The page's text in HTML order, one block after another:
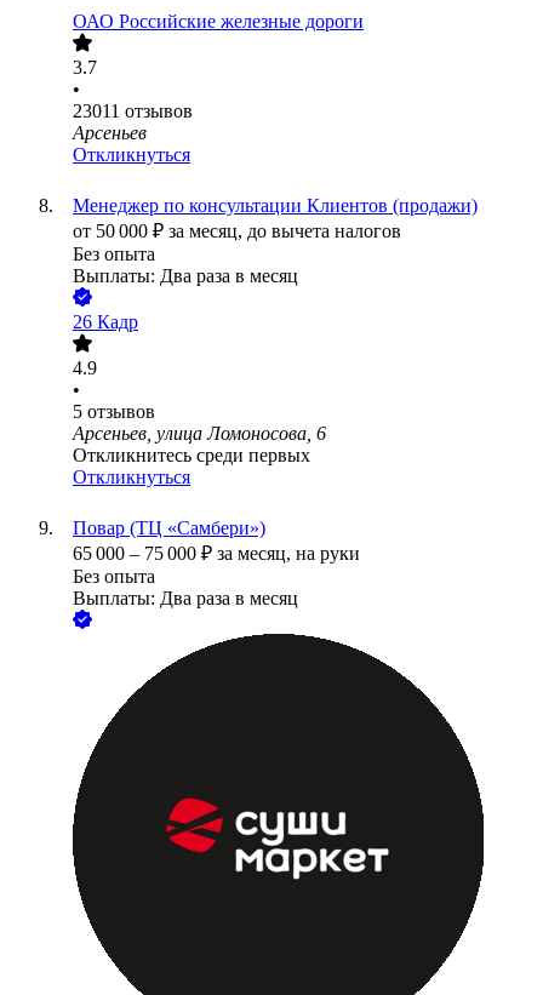
ОАО Российские железные дороги
3.7
•
23011 отзывов
Арсеньев
Откликнуться
Менеджер по консультации Клиентов (продажи)
от 50 000 ₽ за месяц, до вычета налогов
Без опыта
Выплаты: Два раза в месяц
26 Кадр
4.9
•
5 отзывов
Арсеньев, улица Ломоносова, 6
Откликнитесь среди первых
Откликнуться
Повар (ТЦ «Самбери»)
65 000 – 75 000 ₽ за месяц, на руки
Без опыта
Выплаты: Два раза в месяц